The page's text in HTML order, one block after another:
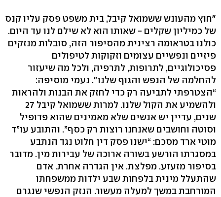
"חוץ מהעונש ששמואל קיבל, בית משפט פסק עליו קנס
של כמיליון שקלים - שאותו הוא לא שילם לנו עד היום.
כולנו בטראומה רצינית מהסיפור הזה, סובלות מנזקים
פיזיים ונפשיים עצומים וזקוקות לטיפולים
פסיכולוגיים, לתרופות, לתרפיה, ולכל מה שיעזור
להחלמה של הנפש והגוף שלנו". נעמי מוסיפה:
“הצטרפתי לתביעה רק כדי לחזק את הבנות ולהראות
ולהשמיע את הקול שלנו. למרות ששמואל קיבל 27
שנים, עדיין יש אנשים שלא מאמינים שהוא פדופיל
וסוטה וחושבים שאנחנו רוצות רק כסף”. והתובע עו”ד
מוטי ארד מסכם: “ישנו פסק דין חלוט נגד הנתבע
במסגרתו הורשע בשורה ארוכה של עבירות מין. מדובר
בסיפור מזעזע. מפלצת. אין הגדרה אחרת. אדם
שהתעלל מינית בלפחות שבע ילדות ממשפחתו
המורחבת במשך למעלה מעשור. הנזק הנפשי שנגרם